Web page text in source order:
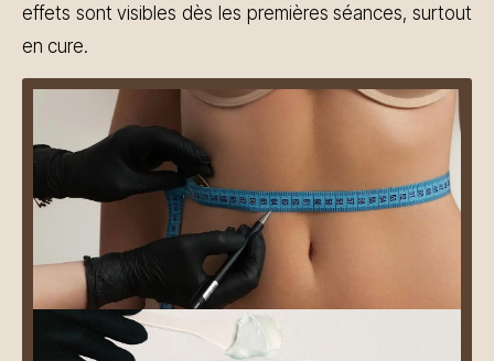
effets sont visibles dès les premières séances, surtout
en cure.